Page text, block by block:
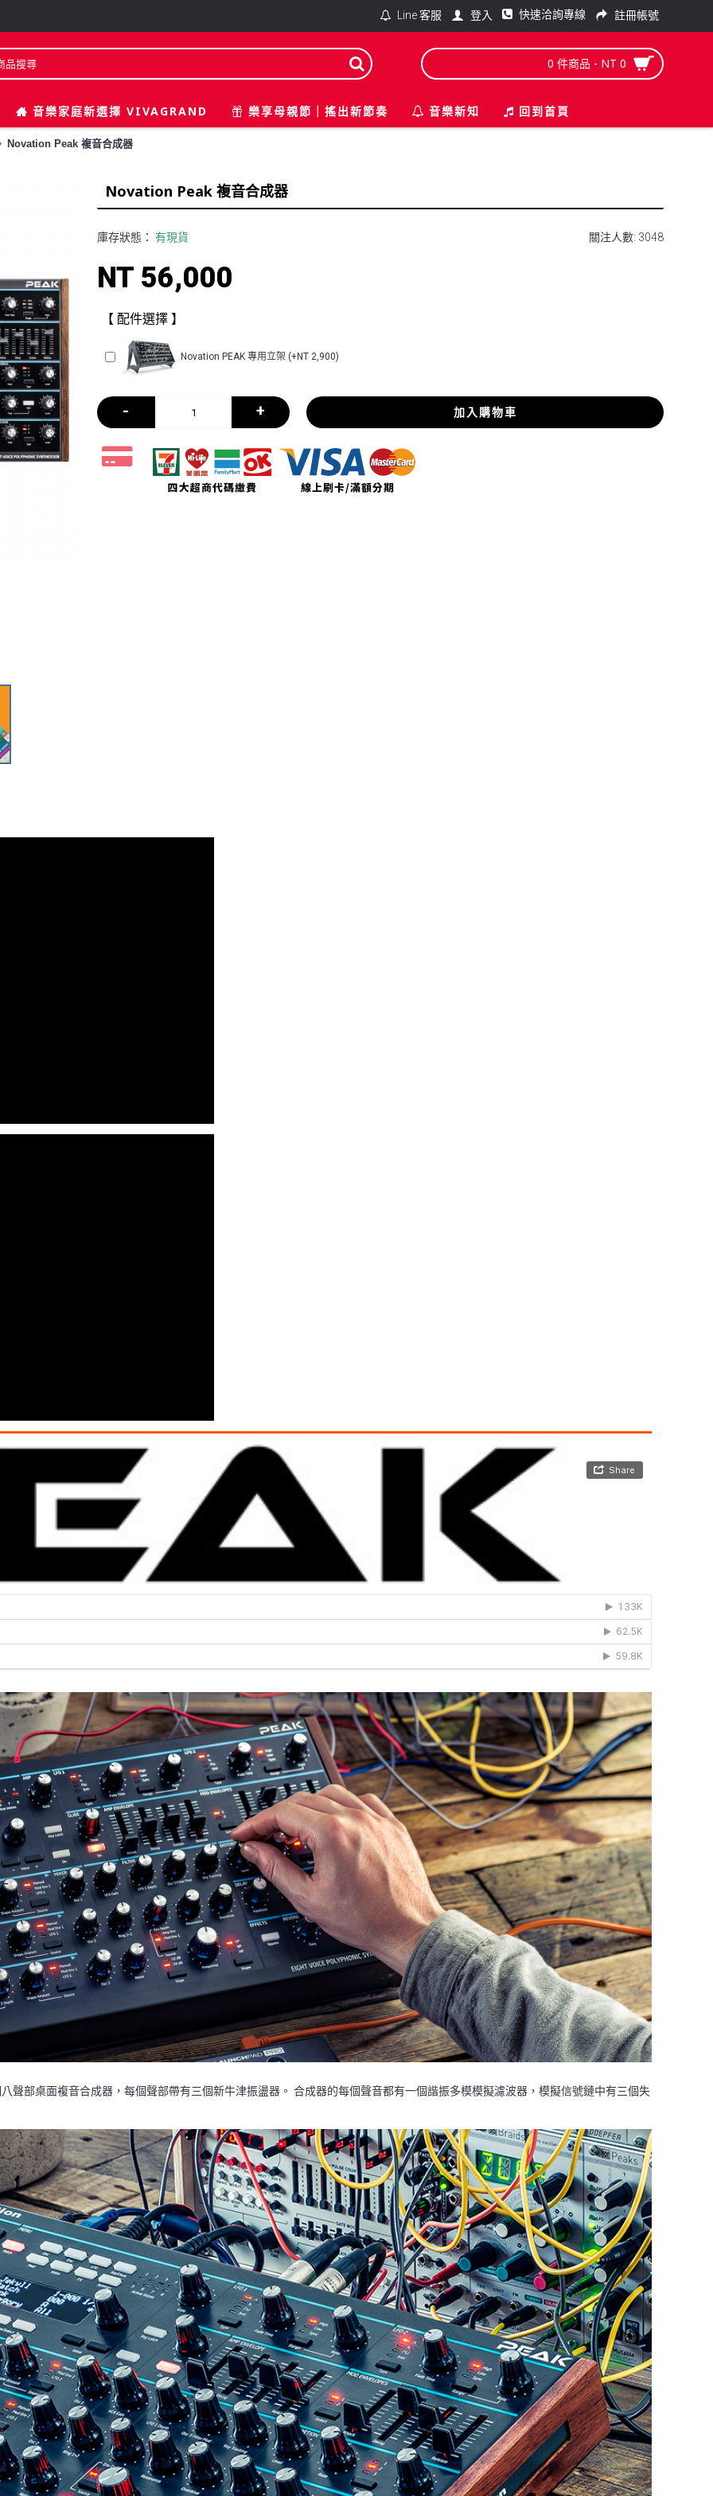
Line 客服 登入 快速洽詢專線 註冊帳號
0 件商品 - NT 0
音樂家庭新選擇 VIVAGRAND 樂享母親節｜搖出新節奏 音樂新知 回到首頁
Novation Peak 複音合成器
Novation Peak 複音合成器
關注人數: 3048
庫存狀態： 有現貨
NT 56,000
【 配件選擇 】
Novation PEAK 專用立架 (+NT 2,900)
- + 加入購物車
聲部桌面複音合成器，每個聲部帶有三個新牛津振盪器。 合成器的每個聲音都有一個諧振多模模擬濾波器，模擬信號鏈中有三個失